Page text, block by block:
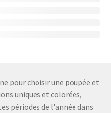
pour choisir une poupée et
uniques et colorées,
périodes de l'année dans